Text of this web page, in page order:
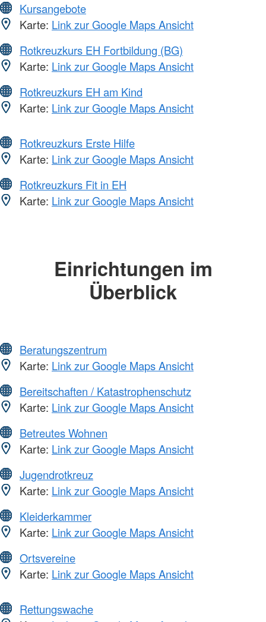
Kursangebote
Karte: Link zur Google Maps Ansicht
Rotkreuzkurs EH Fortbildung (BG)
Karte: Link zur Google Maps Ansicht
Rotkreuzkurs EH am Kind
Karte: Link zur Google Maps Ansicht
Rotkreuzkurs Erste Hilfe
Karte: Link zur Google Maps Ansicht
Rotkreuzkurs Fit in EH
Karte: Link zur Google Maps Ansicht
Einrichtungen im
Überblick
Beratungszentrum
Karte: Link zur Google Maps Ansicht
Bereitschaften / Katastrophenschutz
Karte: Link zur Google Maps Ansicht
Betreutes Wohnen
Karte: Link zur Google Maps Ansicht
Jugendrotkreuz
Karte: Link zur Google Maps Ansicht
Kleiderkammer
Karte: Link zur Google Maps Ansicht
Ortsvereine
Karte: Link zur Google Maps Ansicht
Rettungswache